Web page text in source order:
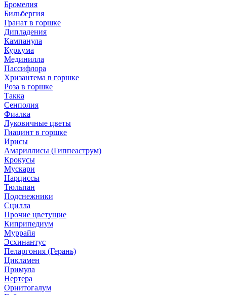
Бромелия
Бильбергия
Гранат в горшке
Дипладения
Кампанула
Куркума
Мединилла
Пассифлора
Хризантема в горшке
Роза в горшке
Такка
Сенполия
Фиалка
Луковичные цветы
Гиацинт в горшке
Ирисы
Амариллисы (Гиппеаструм)
Крокусы
Мускари
Нарциссы
Тюльпан
Подснежники
Сцилла
Прочие цветущие
Киприпедиум
Муррайя
Эсхинантус
Пеларгония (Герань)
Цикламен
Примула
Нертера
Орнитогалум